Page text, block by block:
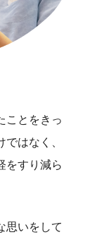
ことをきっ
はなく、
をすり減ら
思いをして